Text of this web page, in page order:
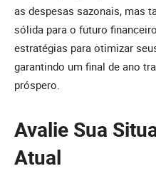
as despesas sazonais, mas
sólida para o futuro
estratégias para otimizar
garantindo um final de ano
próspero.
Avalie Sua
Atual